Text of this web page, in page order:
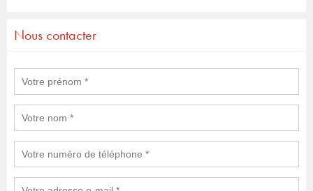
Nous contacter